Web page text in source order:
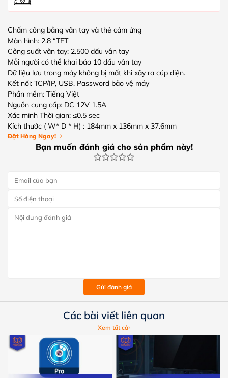
Chấm công bằng vân tay và thẻ cảm ứng
Màn hình: 2.8 “TFT
Công suất vân tay: 2.500 dấu vân tay
Mỗi người có thể khai báo 10 dấu vân tay
Dữ liệu lưu trong máy không bị mất khi xãy ra cúp điện.
Kết nối: TCP/IP, USB, Password bảo vệ máy
Phần mềm: Tiếng Việt
Nguồn cung cấp: DC 12V 1.5A
Xác minh Thời gian: ≤0.5 sec
Kích thước ( W* D * H) : 184mm x 136mm x 37.6mm
Đặt Hàng Ngay!
Bạn muốn đánh giá cho sản phẩm này!
Gửi đánh giá
Các bài viết liên quan
Xem tất cả